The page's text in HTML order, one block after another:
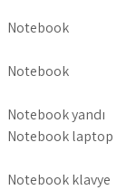
Notebook
Notebook
yandı
Notebook laptop
Notebook klavye